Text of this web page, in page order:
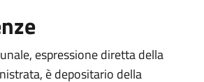
espressione diretta della
è depositario della